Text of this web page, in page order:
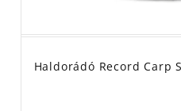
Haldorádó Record Carp